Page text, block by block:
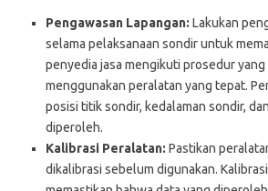
Pengawasan Lapangan: Lakukan
selama pelaksanaan sondir untuk
penyedia jasa mengikuti prosedur yang
menggunakan peralatan yang tepat.
posisi titik sondir, kedalaman sondir,
diperoleh.
Kalibrasi Peralatan: Pastikan
dikalibrasi sebelum digunakan.